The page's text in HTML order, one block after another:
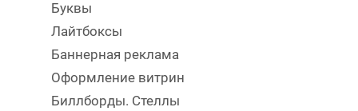
Буквы
Лайтбоксы
Баннерная реклама
Оформление витрин
Биллборды. Стеллы